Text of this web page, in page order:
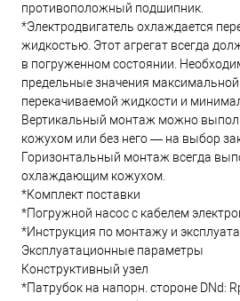
противоположный подшипник.
*Электродвигатель охлаждается
жидкостью. Этот агрегат всегда
в погруженном состоянии.
предельные значения
перекачиваемой жидкости и
Вертикальный монтаж можно
кожухом или без него — на выбор
Горизонтальный монтаж всегда
охлаждающим кожухом.
*Комплект поставки
*Погружной насос с кабелем
*Инструкция по монтажу и
Эксплуатационные параметры
Конструктивный узел
*Патрубок на напорн. стороне DNd: